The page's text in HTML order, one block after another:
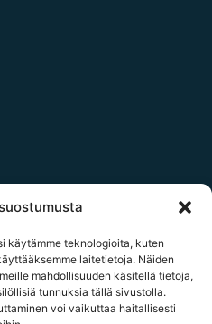
käytämme teknologioita, kuten
laitetietoja. Näiden
mahdollisuuden käsitellä tietoja,
tunnuksia tällä sivustolla.
voi vaikuttaa haitallisesti
ottaa palautus ilmoituksia